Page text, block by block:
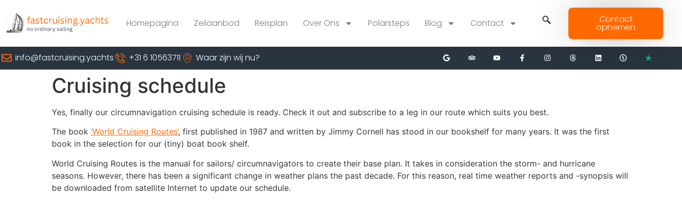
Homepagina Zeilaanbod Reisplan Over Ons Polarsteps Blog Contact Contact
opnemen
info@fastcruising.yachts +31 6 10563711 Waar zijn wij nu?
Cruising schedule
Yes, finally our circumnavigation cruising schedule is ready. Check it out and subscribe to a leg in our route which suits you best.
The book ‘World Cruising Routes’, first published in 1987 and written by Jimmy Cornell has stood in our bookshelf for many years. It was the first
book in the selection for our (tiny) boat book shelf.
World Cruising Routes is the manual for sailors/ circumnavigators to create their base plan. It takes in consideration the storm- and hurricane
seasons. However, there has been a significant change in weather plans the past decade. For this reason, real time weather reports and -synopsis will
be downloaded from satellite Internet to update our schedule.